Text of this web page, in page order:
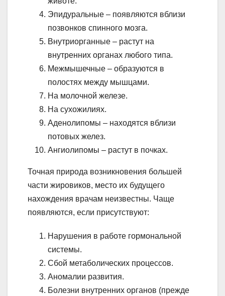
Эпидуральные – появляются вблизи
позвонков спинного мозга.
Внутриорганные – растут на
внутренних органах любого типа.
Межмышечные – образуются в
полостях между мышцами.
На молочной железе.
На сухожилиях.
Аденолипомы – находятся вблизи
потовых желез.
Ангиолипомы – растут в почках.
Точная природа возникновения большей
части жировиков, место их будущего
нахождения врачам неизвестны. Чаще
появляются, если присутствуют:
Нарушения в работе гормональной
системы.
Сбой метаболических процессов.
Аномалии развития.
Болезни внутренних органов (прежде